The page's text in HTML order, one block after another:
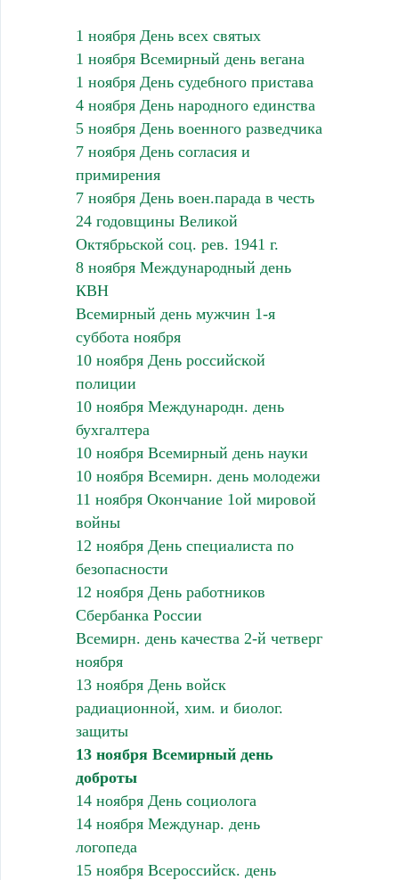
1 ноября День всех святых
1 ноября Всемирный день вегана
1 ноября День судебного пристава
4 ноября День народного единства
5 ноября День военного разведчика
7 ноября День согласия и
примирения
7 ноября День воен.парада в честь
24 годовщины Великой
Октябрьской соц. рев. 1941 г.
8 ноября Международный день
КВН
Всемирный день мужчин 1-я
суббота ноября
10 ноября День российской
полиции
10 ноября Международн. день
бухгалтера
10 ноября Всемирный день науки
10 ноября Всемирн. день молодежи
11 ноября Окончание 1ой мировой
войны
12 ноября День специалиста по
безопасности
12 ноября День работников
Сбербанка России
Всемирн. день качества 2-й четверг
ноября
13 ноября День войск
радиационной, хим. и биолог.
защиты
13 ноября Всемирный день
доброты
14 ноября День социолога
14 ноября Междунар. день
логопеда
15 ноября Всероссийск. день